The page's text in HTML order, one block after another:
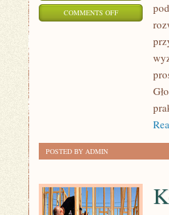
COMMENTS OFFON
TECHNOLOGIE
POSTED BY ADMIN